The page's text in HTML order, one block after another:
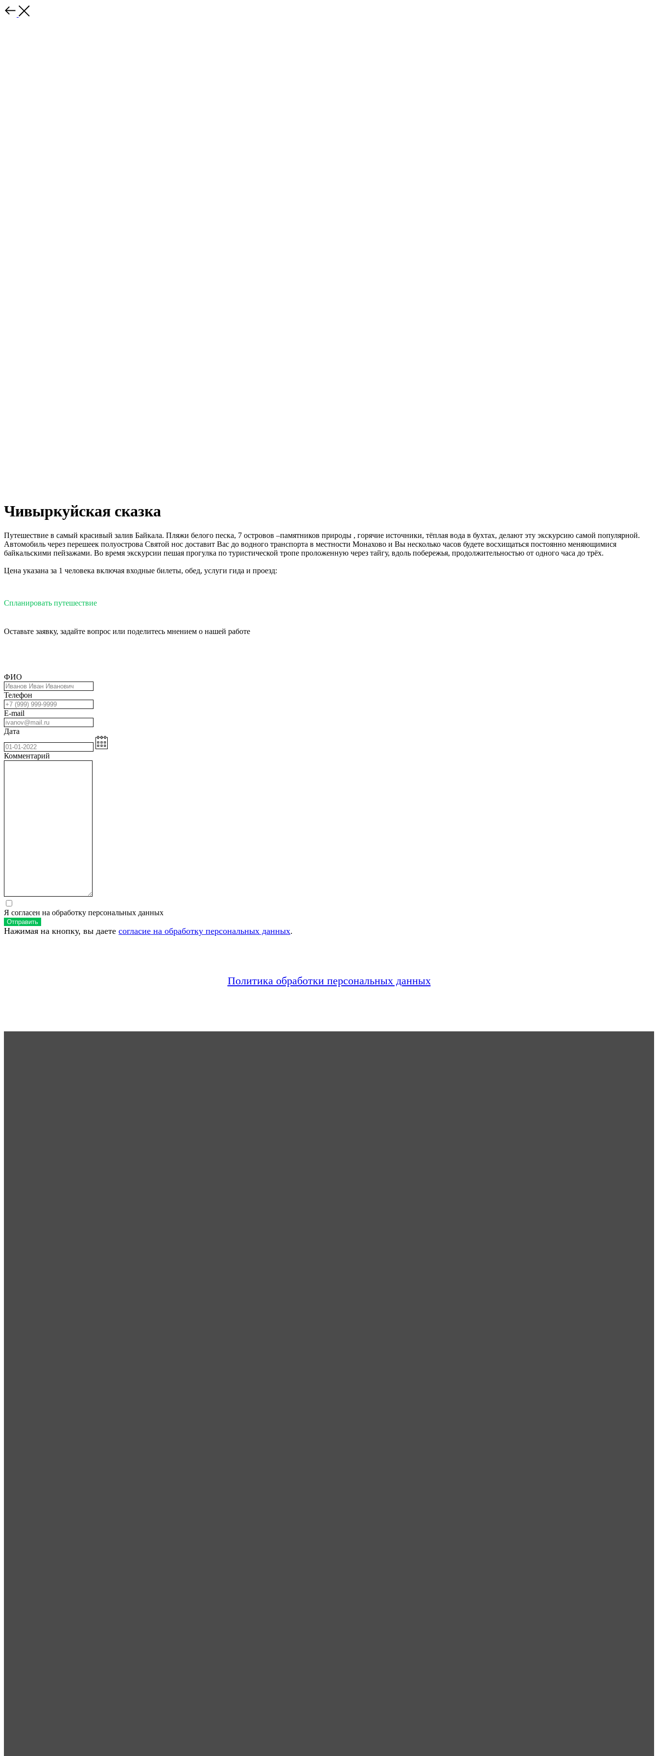
Чивыркуйская сказка
Путешествие в самый красивый залив Байкала. Пляжи белого песка, 7 островов –памятников природы , горячие источники, тёплая вода в бухтах, делают эту экскурсию самой популярной.
Автомобиль через перешеек полуострова Святой нос доставит Вас до водного транспорта в местности Монахово и Вы несколько часов будете восхищаться постоянно меняющимися
байкальскими пейзажами. Во время экскурсии пешая прогулка по туристической тропе проложенную через тайгу, вдоль побережья, продолжительностью от одного часа до трёх.
Цена указана за 1 человека включая входные билеты, обед, услуги гида и проезд:
Спланировать путешествие
Оставьте заявку, задайте вопрос или поделитесь мнением о нашей работе
ФИО
Телефон
E-mail
Дата
Комментарий
Я согласен на обработку персональных данных
Отправить
Нажимая на кнопку, вы даете согласие на обработку персональных данных.
Политика обработки персональных данных